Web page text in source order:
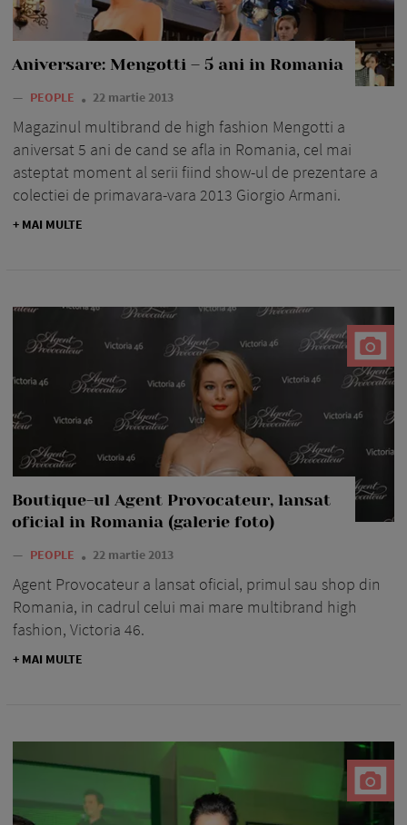
Aniversare: Mengotti – 5 ani in Romania
— PEOPLE 22 martie 2013
Magazinul multibrand de high fashion Mengotti a
aniversat 5 ani de cand se afla in Romania, cel mai
asteptat moment al serii fiind show-ul de prezentare a
colectiei de primavara-vara 2013 Giorgio Armani.
+ MAI MULTE
Boutique-ul Agent Provocateur, lansat
oficial in Romania (galerie foto)
— PEOPLE 22 martie 2013
Agent Provocateur a lansat oficial, primul sau shop din
Romania, in cadrul celui mai mare multibrand high
fashion, Victoria 46.
+ MAI MULTE